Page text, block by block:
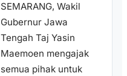
SEMARANG, Wakil
Gubernur Jawa
Tengah Taj Yasin
Maemoen mengajak
semua pihak untuk